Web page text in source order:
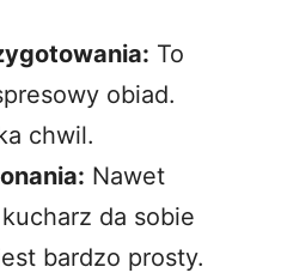
To
obiad.
chwil.
Nawet
da sobie
bardzo prosty.